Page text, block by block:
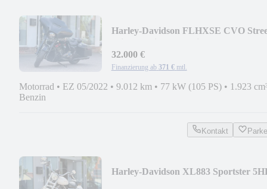
Harley-Davidson FLHXSE CVO
32.000 €
Finanzierung ab 371 € mtl.
Motorrad • EZ 05/2022 • 9.012 km • 77 kW (105 PS) • 1.923
Benzin
Kontakt
Harley-Davidson XL883 Sportster